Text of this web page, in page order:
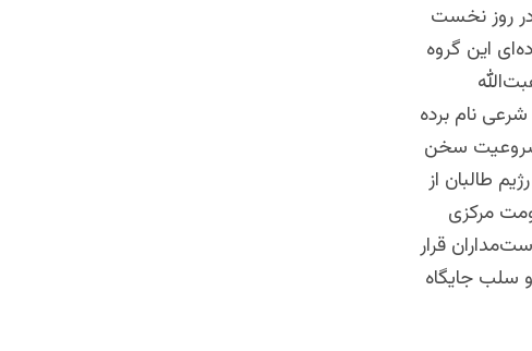
در روز نخست
بود سر مخالفان رژیم طالبان بریده شود، قطع‌نامه ۱۱ ماده‌ای این گروه
شرعی نام برده
سخن
طالبان از
مرکزی
قرار
و سلب جایگاه